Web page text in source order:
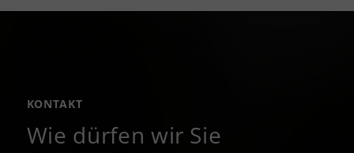
KONTAKT
Wie dürfen wir Sie